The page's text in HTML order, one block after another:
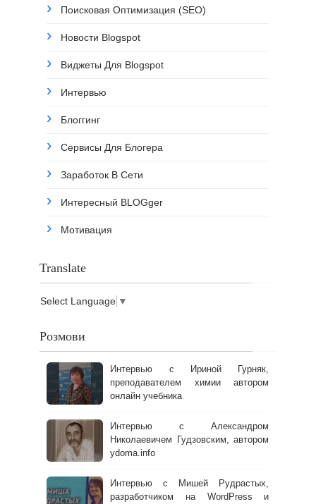
Поисковая Оптимизация (SEO)
Новости Blogspot
Виджеты Для Blogspot
Интервью
Блоггинг
Сервисы Для Блогера
Заработок В Сети
Интересный BLOGger
Мотивация
Translate
Select Language ▼
Розмови
Интервью с Ириной Гурняк,
преподавателем химии автором
онлайн учебника
Интервью с Александром
Николаевичем Гудзовским, автором
ydoma.info
Интервью с Мишей Рудрастых,
разработчиком на WordPress и